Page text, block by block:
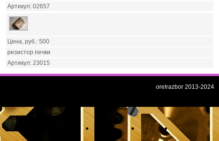
02657
500
резистор печки
23015
orelrazbor 2013-2024